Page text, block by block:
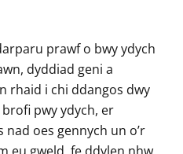
prawf o bwy ydych
dyddiad geni a
rhaid i chi ddangos dwy
pwy ydych, er
oes gennych un o’r